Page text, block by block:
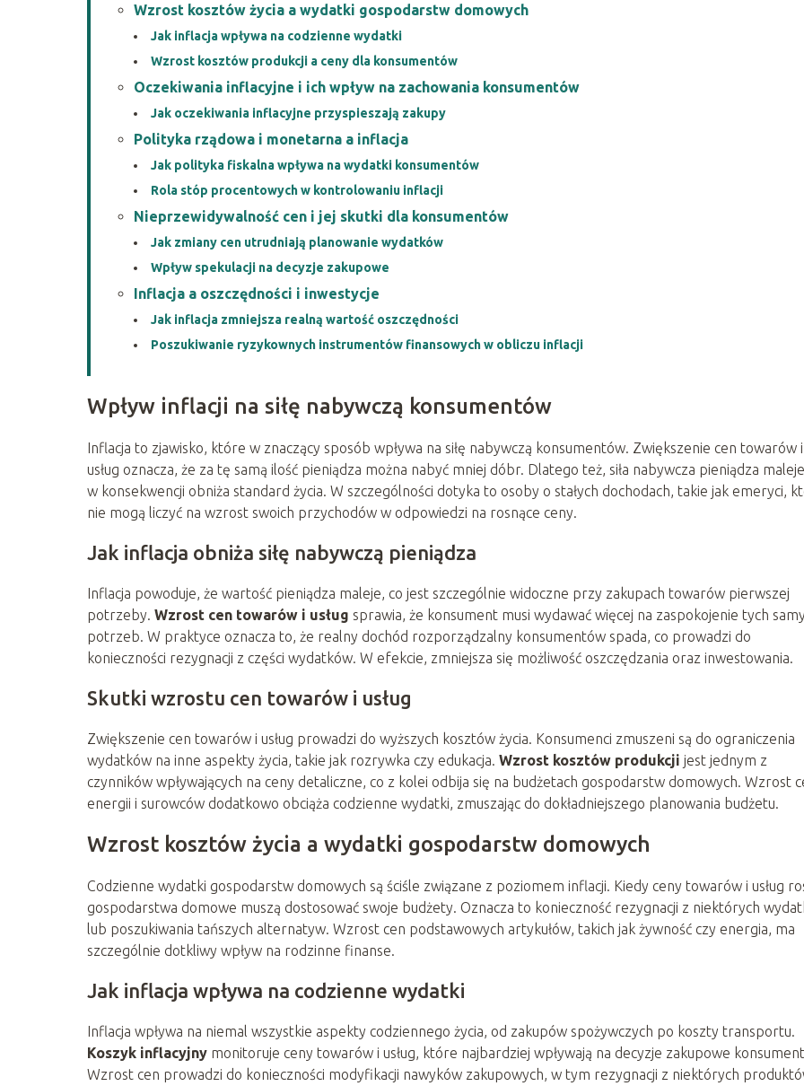
Wzrost kosztów życia a wydatki gospodarstw domowych
Jak inflacja wpływa na codzienne wydatki
Wzrost kosztów produkcji a ceny dla konsumentów
Oczekiwania inflacyjne i ich wpływ na zachowania konsumentów
Jak oczekiwania inflacyjne przyspieszają zakupy
Polityka rządowa i monetarna a inflacja
Jak polityka fiskalna wpływa na wydatki konsumentów
Rola stóp procentowych w kontrolowaniu inflacji
Nieprzewidywalność cen i jej skutki dla konsumentów
Jak zmiany cen utrudniają planowanie wydatków
Wpływ spekulacji na decyzje zakupowe
Inflacja a oszczędności i inwestycje
Jak inflacja zmniejsza realną wartość oszczędności
Poszukiwanie ryzykownych instrumentów finansowych w obliczu inflacji
Wpływ inflacji na siłę nabywczą konsumentów
Inflacja to zjawisko, które w znaczący sposób wpływa na siłę nabywczą konsumentów. Zwiększenie cen towarów i
usług oznacza, że za tę samą ilość pieniądza można nabyć mniej dóbr. Dlatego też, siła nabywcza pieniądza
w konsekwencji obniża standard życia. W szczególności dotyka to osoby o stałych dochodach, takie jak emeryci,
nie mogą liczyć na wzrost swoich przychodów w odpowiedzi na rosnące ceny.
Jak inflacja obniża siłę nabywczą pieniądza
Inflacja powoduje, że wartość pieniądza maleje, co jest szczególnie widoczne przy zakupach towarów pierwszej
potrzeby. Wzrost cen towarów i usług sprawia, że konsument musi wydawać więcej na zaspokojenie tych
potrzeb. W praktyce oznacza to, że realny dochód rozporządzalny konsumentów spada, co prowadzi do
konieczności rezygnacji z części wydatków. W efekcie, zmniejsza się możliwość oszczędzania oraz inwestowania.
Skutki wzrostu cen towarów i usług
Zwiększenie cen towarów i usług prowadzi do wyższych kosztów życia. Konsumenci zmuszeni są do ograniczenia
wydatków na inne aspekty życia, takie jak rozrywka czy edukacja. Wzrost kosztów produkcji jest jednym z
czynników wpływających na ceny detaliczne, co z kolei odbija się na budżetach gospodarstw domowych. Wzrost
energii i surowców dodatkowo obciąża codzienne wydatki, zmuszając do dokładniejszego planowania budżetu.
Wzrost kosztów życia a wydatki gospodarstw domowych
Codzienne wydatki gospodarstw domowych są ściśle związane z poziomem inflacji. Kiedy ceny towarów i usług
gospodarstwa domowe muszą dostosować swoje budżety. Oznacza to konieczność rezygnacji z niektórych
lub poszukiwania tańszych alternatyw. Wzrost cen podstawowych artykułów, takich jak żywność czy energia, ma
szczególnie dotkliwy wpływ na rodzinne finanse.
Jak inflacja wpływa na codzienne wydatki
Inflacja wpływa na niemal wszystkie aspekty codziennego życia, od zakupów spożywczych po koszty transportu.
Koszyk inflacyjny monitoruje ceny towarów i usług, które najbardziej wpływają na decyzje zakupowe
Wzrost cen prowadzi do konieczności modyfikacji nawyków zakupowych, w tym rezygnacji z niektórych